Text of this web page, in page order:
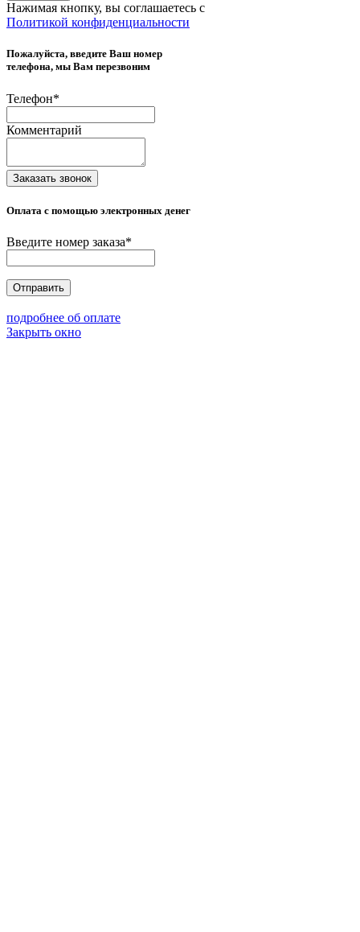
Нажимая кнопку, вы соглашаетесь с
Политикой конфиденциальности
Пожалуйста, введите Ваш номер
телефона, мы Вам перезвоним
Телефон*
Комментарий
Заказать звонок
Оплата с помощью электронных денег
Введите номер заказа*
Отправить
подробнее об оплате
Закрыть окно